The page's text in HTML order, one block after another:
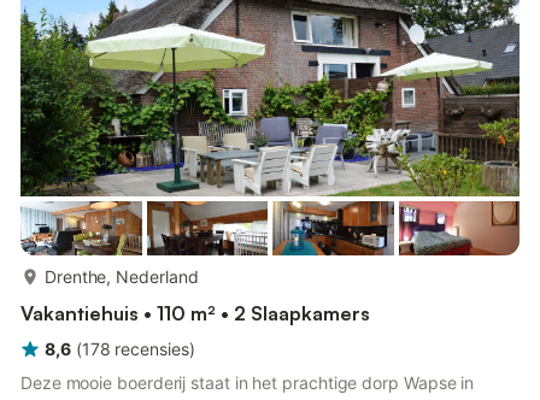
Drenthe, Nederland
Vakantiehuis • 110 m² • 2 Slaapkamers
8,6 (178 recensies)
Deze mooie boerderij staat in het prachtige dorp Wapse in